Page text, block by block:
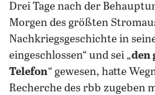
Drei Tage nach der
Morgen des größten
Nachkriegsgeschichte in
eingeschlossen“ und sei „den
Telefon“ gewesen, hatte
Recherche des rbb zugeben